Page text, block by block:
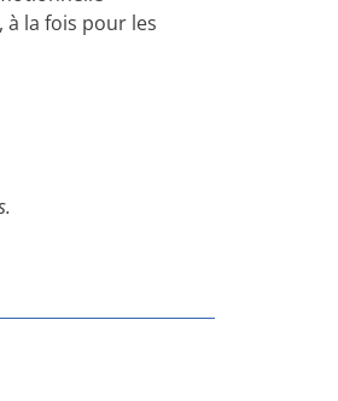
la fois pour les